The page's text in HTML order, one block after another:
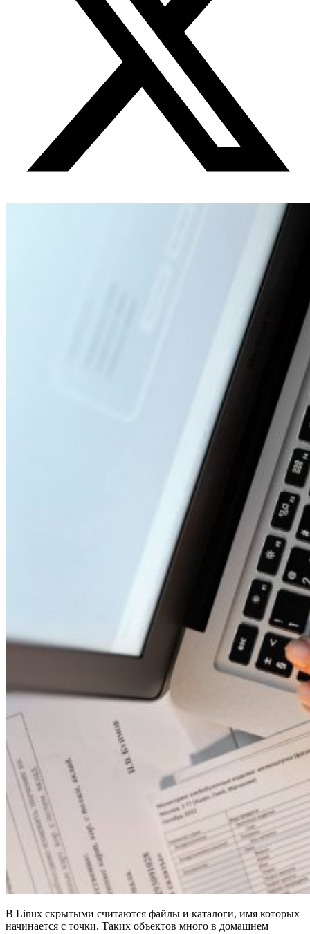
В Linux скрытыми считаются файлы и каталоги, имя которых
начинается с точки. Таких объектов много в домашнем